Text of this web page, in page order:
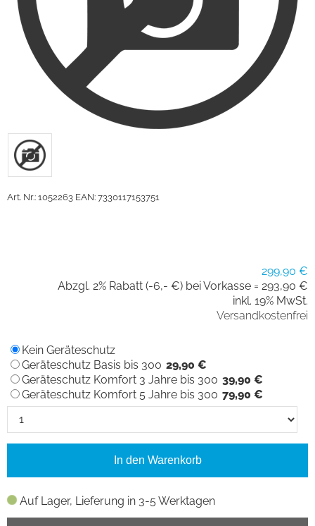
Art. Nr.: 1052263 EAN: 7330117153751
299,90 €
Abzgl. 2% Rabatt (-6,- €) bei Vorkasse = 293,90 €
inkl. 19% MwSt.
Versandkostenfrei
Auf Lager, Lieferung in 3-5 Werktagen
Kein Geräteschutz
Geräteschutz Basis bis 300 29,90 €
Geräteschutz Komfort 3 Jahre bis 300 39,90 €
Geräteschutz Komfort 5 Jahre bis 300 79,90 €
In den Warenkorb